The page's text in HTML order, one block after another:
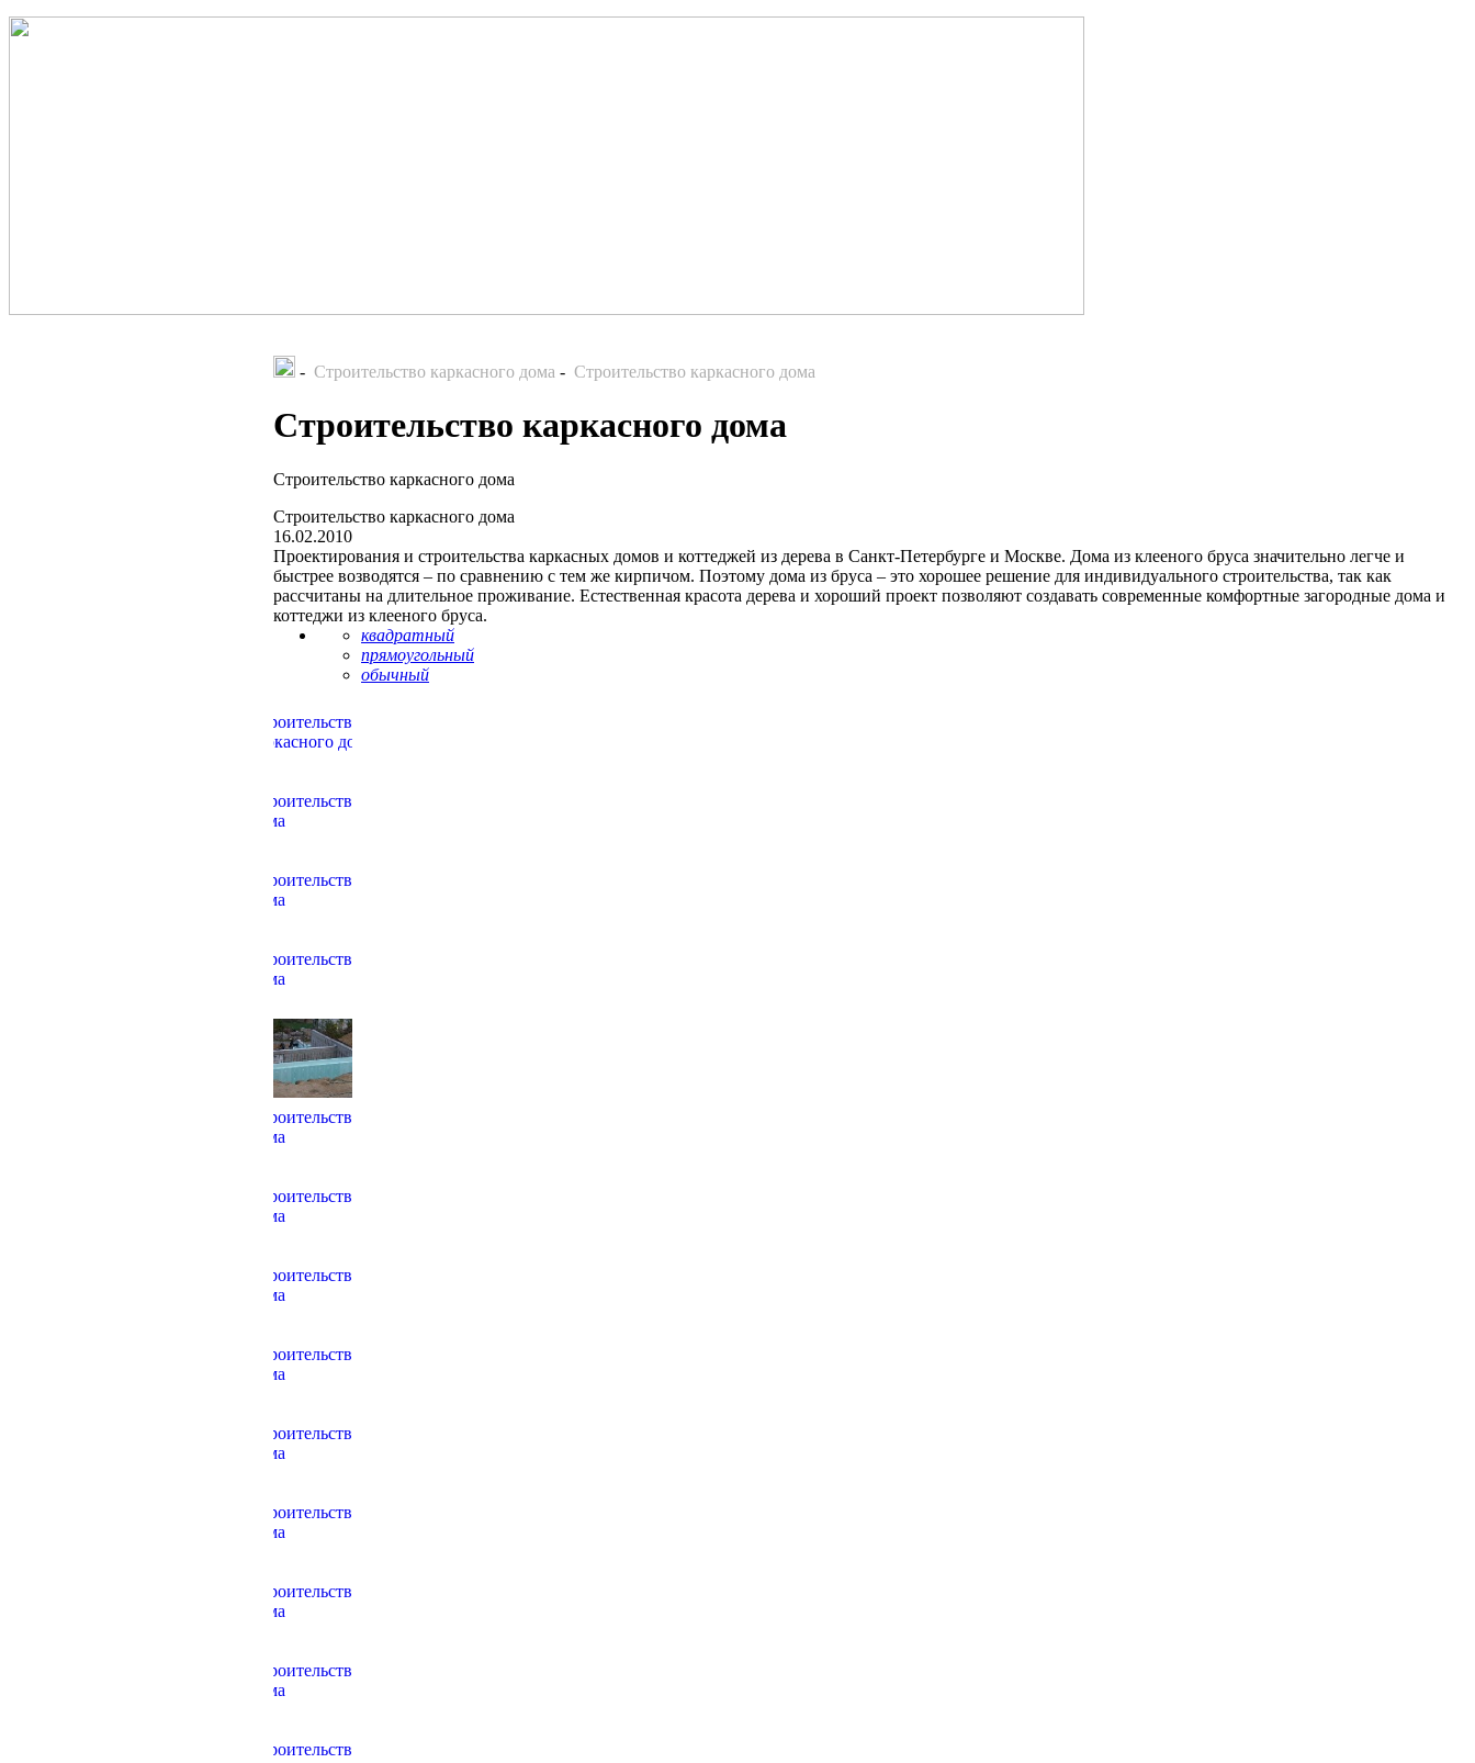
- Строительство каркасного дома - Строительство каркасного дома
Строительство каркасного дома
Строительство каркасного дома
Строительство каркасного дома
16.02.2010
Проектирования и строительства каркасных домов и коттеджей из дерева в Санкт-Петербурге и Москве. Дома из клееного бруса значительно легче и
быстрее возводятся – по сравнению с тем же кирпичом. Поэтому дома из бруса – это хорошее решение для индивидуального строительства, так как
рассчитаны на длительное проживание. Естественная красота дерева и хороший проект позволяют создавать современные комфортные загородные дома и
коттеджи из клееного бруса.
квадратный
прямоугольный
обычный